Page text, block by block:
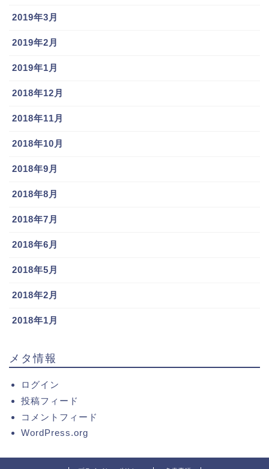
2019年3月
2019年2月
2019年1月
2018年12月
2018年11月
2018年10月
2018年9月
2018年8月
2018年7月
2018年6月
2018年5月
2018年2月
2018年1月
メタ情報
ログイン
投稿フィード
コメントフィード
WordPress.org